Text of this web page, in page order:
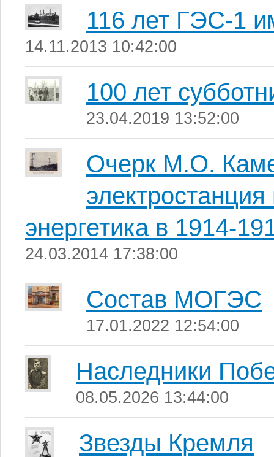
116 лет ГЭС-1
14.11.2013 10:42:00
100 лет
23.04.2019 13:52:00
Очерк М.О.
энергетика в 1914-
24.03.2014 17:38:00
Состав МОГЭС
17.01.2022 12:54:00
Наследники
08.05.2026 13:44:00
Звезды Кремля